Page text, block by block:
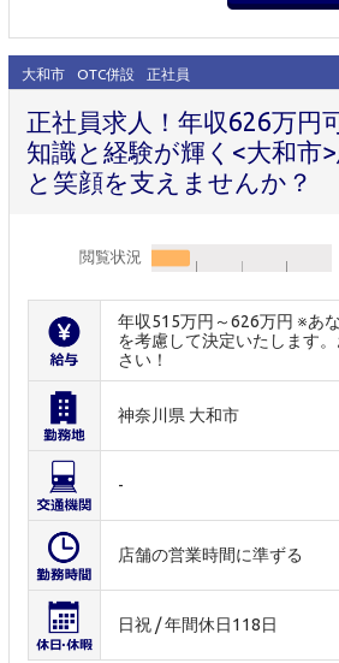
大和市 OTC併設 正社員
正社員求人！年収626万円
知識と経験が輝く<大和市
と笑顔を支えませんか？
閲覧状況
年収515万円～626万円 ※あ
を考慮して決定いたします
さい！
神奈川県 大和市
-
店舗の営業時間に準ずる
日祝 / 年間休日118日